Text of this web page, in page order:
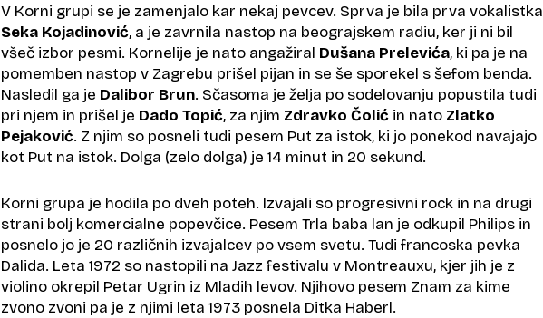
V Korni grupi se je zamenjalo kar nekaj pevcev. Sprva je bila prva vokalistka
Seka Kojadinović, a je zavrnila nastop na beograjskem radiu, ker ji ni bil
všeč izbor pesmi. Kornelije je nato angažiral Dušana Prelevića, ki pa je na
pomemben nastop v Zagrebu prišel pijan in se še sporekel s šefom benda.
Nasledil ga je Dalibor Brun. Sčasoma je želja po sodelovanju popustila tudi
pri njem in prišel je Dado Topić, za njim Zdravko Čolić in nato Zlatko
Pejaković. Z njim so posneli tudi pesem Put za istok, ki jo ponekod navajajo
kot Put na istok. Dolga (zelo dolga) je 14 minut in 20 sekund.
Korni grupa je hodila po dveh poteh. Izvajali so progresivni rock in na drugi
strani bolj komercialne popevčice. Pesem Trla baba lan je odkupil Philips in
posnelo jo je 20 različnih izvajalcev po vsem svetu. Tudi francoska pevka
Dalida. Leta 1972 so nastopili na Jazz festivalu v Montreauxu, kjer jih je z
violino okrepil Petar Ugrin iz Mladih levov. Njihovo pesem Znam za kime
zvono zvoni pa je z njimi leta 1973 posnela Ditka Haberl.